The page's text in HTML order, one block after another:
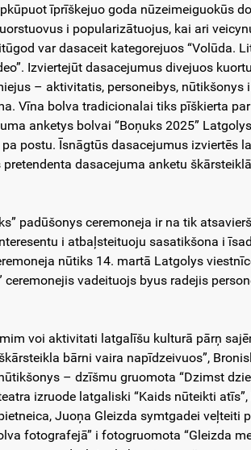
īprīškejuo goda nūzeimeiguokūs
i popularizātuojus, kai ari
var dasaceit kategorejuos “Volūda.
Izviertejūt dasacejumus divejuos
– aktivitatis, personeibys, nūtikšonys
Vīna bolva tradicionalai tiks pīškierta
anketys bolvai “Boņuks 2025”
postu. Īsnāgtūs dasacejumus izviertēs
dasacejuma anketu
padūšonys ceremoneja ir na tik
i atbaļsteituoju sasatikšona i
nūtiks 14. martā Latgolys
ceremonejis vadeituojs byus radejis
voi aktivitati latgalīšu kulturā pārņ
bārni vaira napīdzeivuos”,
– dzīšmu gruomota “Dzimst
izruode latgaliski “Kaids nūteikti
Juoņa Gleizda symtgadei veļteiti
fotografejā” i fotogruomota “Gleizda